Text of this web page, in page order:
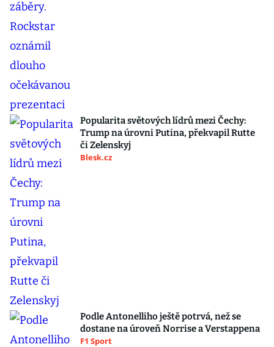
Popularita světových lídrů mezi Čechy:
Trump na úrovni Putina, překvapil Rutte
či Zelenskyj
Blesk.cz
Podle Antonelliho ještě potrvá, než se
dostane na úroveň Norrise a Verstappena
F1 Sport